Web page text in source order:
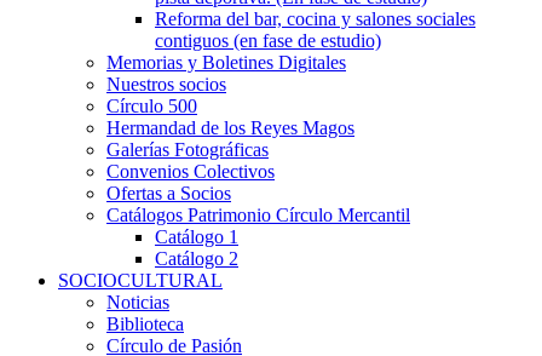
Reforma del bar, cocina y salones sociales
contiguos (en fase de estudio)
Memorias y Boletines Digitales
Nuestros socios
Círculo 500
Hermandad de los Reyes Magos
Galerías Fotográficas
Convenios Colectivos
Ofertas a Socios
Catálogos Patrimonio Círculo Mercantil
Catálogo 1
Catálogo 2
SOCIOCULTURAL
Noticias
Biblioteca
Círculo de Pasión